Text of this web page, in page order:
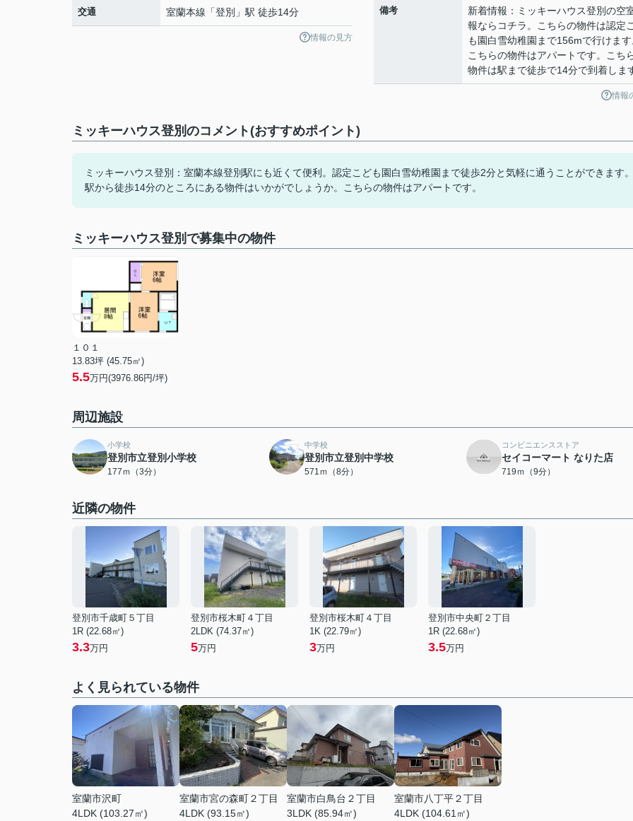
交通 室蘭本線 「登別 」駅 徒歩14分
情報の見方
備考
新着情報：ミッキーハウス登別の空
報ならコチラ。こちらの物件は認定
も園白雪幼稚園まで156mで行けま
こちらの物件はアパートです。こち
物件は駅まで徒歩で14分で到着しま
情報
ミッキーハウス登別のコメント(おすすめポイント)
ミッキーハウス登別：室蘭本線登別駅にも近くて便利。認定こども園白雪幼稚園まで徒歩2分と気軽に通うことができます
駅から徒歩14分のところにある物件はいかがでしょうか。こちらの物件はアパートです。
ミッキーハウス登別で募集中の物件
１０１
13.83坪 (45.75㎡)
5.5万円(3976.86円/坪)
周辺施設
小学校
登別市立登別小学校
177ｍ（3分）
中学校
登別市立登別中学校
571ｍ（8分）
コンビニエンスストア
セイコーマート なりた店
719ｍ（9分）
近隣の物件
登別市千歳町５丁目
1R (22.68㎡)
3.3万円
登別市桜木町４丁目
2LDK (74.37㎡)
5万円
登別市桜木町４丁目
1K (22.79㎡)
3万円
登別市中央町２丁目
1R (22.68㎡)
3.5万円
よく見られている物件
室蘭市沢町
4LDK (103.27㎡)
室蘭市宮の森町２丁目
4LDK (93.15㎡)
室蘭市白鳥台２丁目
3LDK (85.94㎡)
室蘭市八丁平２丁目
4LDK (104.61㎡)